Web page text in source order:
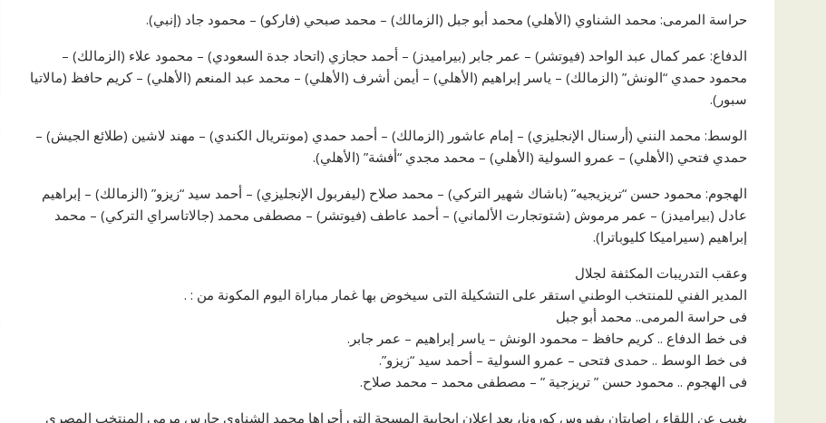
حراسة المرمى: محمد الشناوي (الأهلي) محمد أبو جبل (الزمالك) – محمد صبحي (فاركو) – محمود جاد (إنبي).
الدفاع: عمر كمال عبد الواحد (فيوتشر) – عمر جابر (بيراميدز) – أحمد حجازي (اتحاد جدة السعودي) – محمود علاء (الزمالك) –
محمود حمدي “الونش” (الزمالك) – ياسر إبراهيم (الأهلي) – أيمن أشرف (الأهلي) – محمد عبد المنعم (الأهلي) – كريم حافظ (مالاتيا
سبور).
الوسط: محمد النني (أرسنال الإنجليزي) – إمام عاشور (الزمالك) – أحمد حمدي (مونتريال الكندي) – مهند لاشين (طلائع الجيش) –
حمدي فتحي (الأهلي) – عمرو السولية (الأهلي) – محمد مجدي “أفشة” (الأهلي).
الهجوم: محمود حسن “تريزيجيه” (باشاك شهير التركي) – محمد صلاح (ليفربول الإنجليزي) – أحمد سيد “زيزو” (الزمالك) – إبراهيم
عادل (بيراميدز) – عمر مرموش (شتوتجارت الألماني) – أحمد عاطف (فيوتشر) – مصطفى محمد (جالاتاسراي التركي) – محمد
إبراهيم (سيراميكا كليوباترا).
وعقب التدريبات المكثفة لجلال
المدير الفني للمنتخب الوطني استقر على التشكيلة التى سيخوض بها غمار مباراة اليوم المكونة من : .
فى حراسة المرمى.. محمد أبو جبل
فى خط الدفاع .. كريم حافظ – محمود الونش – ياسر إبراهيم – عمر جابر.
فى خط الوسط .. حمدى فتحى – عمرو السولية – أحمد سيد “زيزو”.
فى الهجوم .. محمود حسن ” تريزجية ” – مصطفى محمد – محمد صلاح.
يغيب عن اللقاء ، إصابتان بفيروس كورونا، بعد إعلان إيجابية المسحة التي أجراها محمد الشناوي حارس مرمى المنتخب المصري